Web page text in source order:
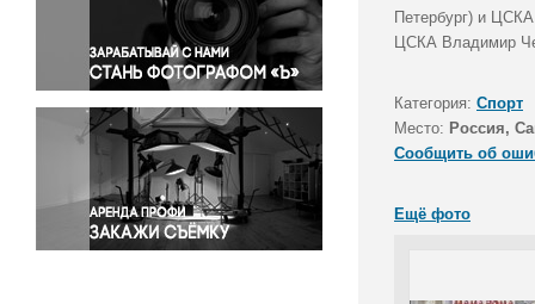
Правосудие
Происшествия и конфликты
Религия
Светская жизнь
Спорт
Экология
Экономика и бизнес
Петербург) и
ЦСКА Владимир
Категория: Спорт
Место: Россия,
Сообщить об
Ещё фото